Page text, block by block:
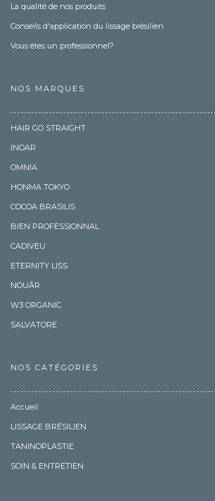
La qualité de nos produits
Conseils d'application du lissage brésilien
Vous êtes un professionnel?
NOS MARQUES
HAIR GO STRAIGHT
INOAR
OMNIA
HONMA TOKYO
COCOA BRASILIS
BIEN PROFESSIONNAL
CADIVEU
ETERNITY LISS
NOUÂR
W3 ORGANIC
SALVATORE
NOS CATÉGORIES
Accueil
LISSAGE BRÉSILIEN
TANINOPLASTIE
SOIN & ENTRETIEN